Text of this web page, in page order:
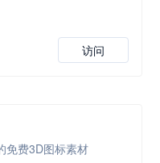
访问
免费3D图标素材